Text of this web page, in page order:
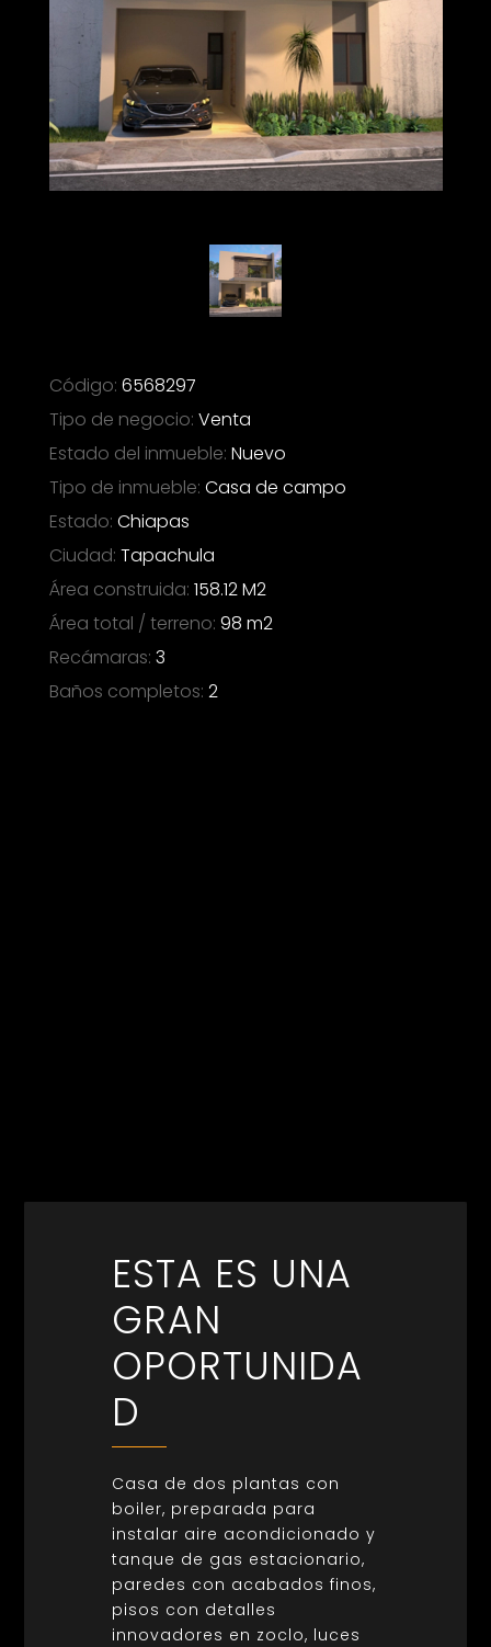
Código: 6568297
Tipo de negocio: Venta
Estado del inmueble: Nuevo
Tipo de inmueble: Casa de campo
Estado: Chiapas
Ciudad: Tapachula
Área construida: 158.12 M2
Área total / terreno: 98 m2
Recámaras: 3
Baños completos: 2
ESTA ES UNA
GRAN
OPORTUNIDA
D
Casa de dos plantas con
boiler, preparada para
instalar aire acondicionado y
tanque de gas estacionario,
paredes con acabados finos,
pisos con detalles
innovadores en zoclo, luces